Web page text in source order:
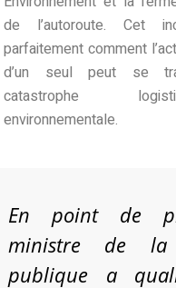
de l’autoroute. Cet
parfaitement comment
d’un seul peut se
catastrophe
environnementale.
En point de
ministre de la
publique a